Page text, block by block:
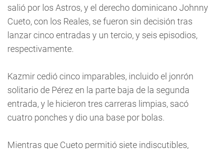
salió por los Astros, y el derecho dominicano Johnny
Cueto, con los Reales, se fueron sin decisión tras
lanzar cinco entradas y un tercio, y seis episodios,
respectivamente.
Kazmir cedió cinco imparables, incluido el jonrón
solitario de Pérez en la parte baja de la segunda
entrada, y le hicieron tres carreras limpias, sacó
cuatro ponches y dio una base por bolas.
Mientras que Cueto permitió siete indiscutibles,